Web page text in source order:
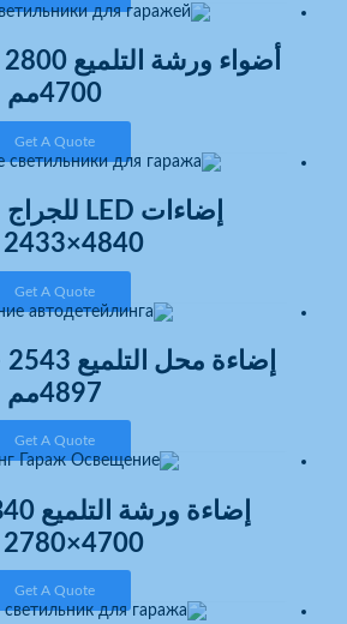
4700مم
Get A Quote
‎2433×4840 مم
Get A Quote
4897مم
Get A Quote
‎2780×4700 مم
Get A Quote